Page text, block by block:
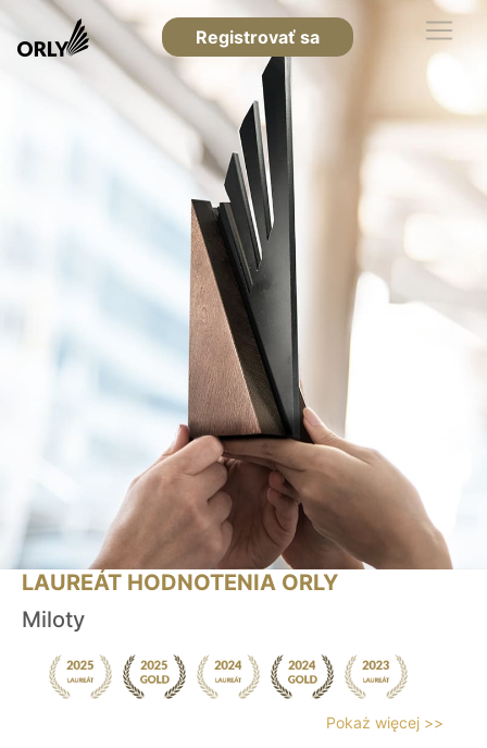
Registrovať sa
LAUREÁT HODNOTENIA ORLY
Miloty
Pokaż więcej >>